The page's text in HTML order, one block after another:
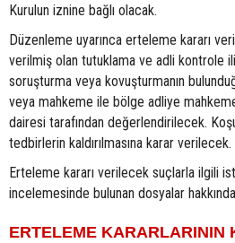
Kurulun iznine bağlı olacak.
Düzenleme uyarınca erteleme kararı
verilmiş olan tutuklama ve adli kontrole
soruşturma veya kovuşturmanın
veya mahkeme ile bölge adliye
dairesi tarafından değerlendirilecek.
tedbirlerin kaldırılmasına karar verilecek.
Erteleme kararı verilecek suçlarla ilgili
incelemesinde bulunan dosyalar
ERTELEME KARARLARININ